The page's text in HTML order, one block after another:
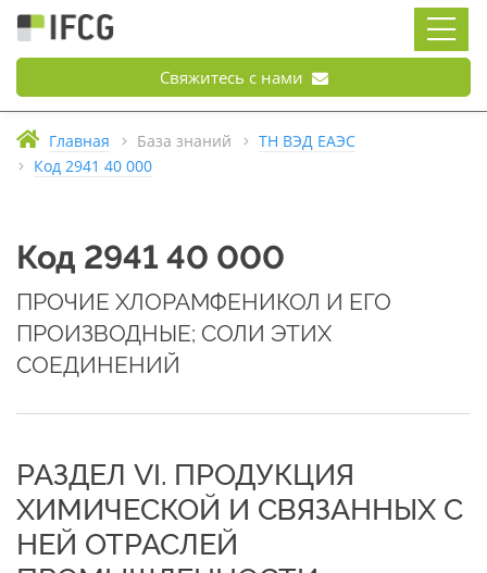
Свяжитесь с нами
Главная База знаний
ТН ВЭД ЕАЭС
Код 2941 40 000
Код 2941 40 000
ПРОЧИЕ ХЛОРАМФЕНИКОЛ И ЕГО
ПРОИЗВОДНЫЕ; СОЛИ ЭТИХ
СОЕДИНЕНИЙ
РАЗДЕЛ VI. ПРОДУКЦИЯ
ХИМИЧЕСКОЙ И СВЯЗАННЫХ С
НЕЙ ОТРАСЛЕЙ